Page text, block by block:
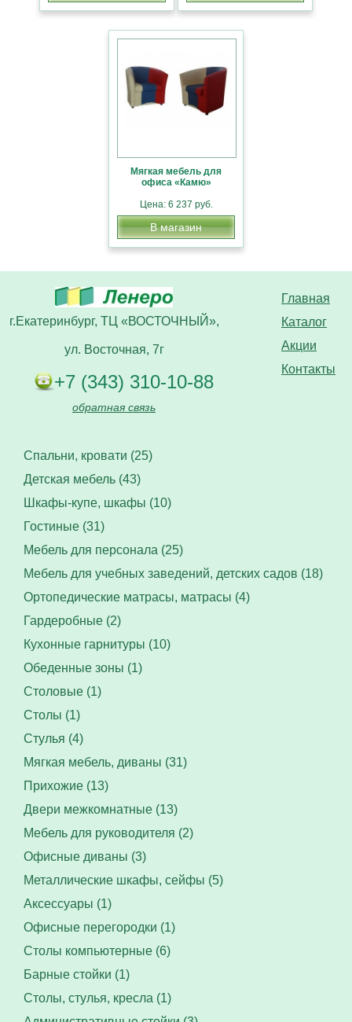
Мягкая мебель для
офиса «Камю»
Цена: 6 237 руб.
В магазин
Главная
Каталог
Акции
Контакты
г.Екатеринбург, ТЦ «ВОСТОЧНЫЙ»,
ул. Восточная, 7г
+7 (343) 310-10-88
обратная связь
Спальни, кровати (25)
Детская мебель (43)
Шкафы-купе, шкафы (10)
Гостиные (31)
Мебель для персонала (25)
Мебель для учебных заведений, детских садов (18)
Ортопедические матрасы, матрасы (4)
Гардеробные (2)
Кухонные гарнитуры (10)
Обеденные зоны (1)
Столовые (1)
Столы (1)
Стулья (4)
Мягкая мебель, диваны (31)
Прихожие (13)
Двери межкомнатные (13)
Мебель для руководителя (2)
Офисные диваны (3)
Металлические шкафы, сейфы (5)
Аксессуары (1)
Офисные перегородки (1)
Столы компьютерные (6)
Барные стойки (1)
Столы, стулья, кресла (1)